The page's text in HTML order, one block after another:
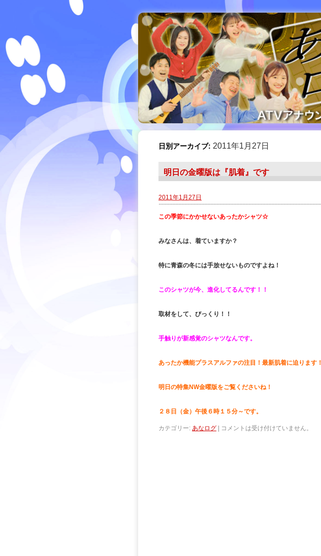
日別アーカイブ: 2011年1月27日
明日の金曜版は『肌着』です
2011年1月27日
この季節にかかせないあったかシャツ☆
みなさんは、着ていますか？
特に青森の冬には手放せないものですよね！
このシャツが今、進化してるんです！！
取材をして、びっくり！！
手触りが新感覚のシャツなんです。
あったか機能プラスアルファの注目！最新肌着に迫ります！
明日の特集NW金曜版をご覧くださいね！
２８日（金）午後６時１５分～です。
カテゴリー: あなログ コメントは受け付けていません。